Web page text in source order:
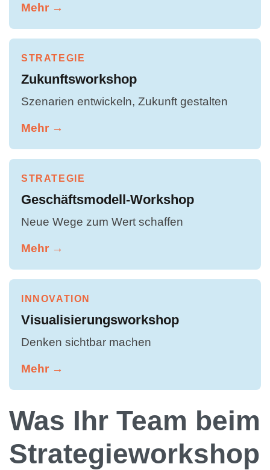
Mehr →
STRATEGIE
Zukunftsworkshop
Szenarien entwickeln, Zukunft gestalten
Mehr →
STRATEGIE
Geschäftsmodell-Workshop
Neue Wege zum Wert schaffen
Mehr →
INNOVATION
Visualisierungsworkshop
Denken sichtbar machen
Mehr →
Was Ihr Team beim
Strategieworkshop